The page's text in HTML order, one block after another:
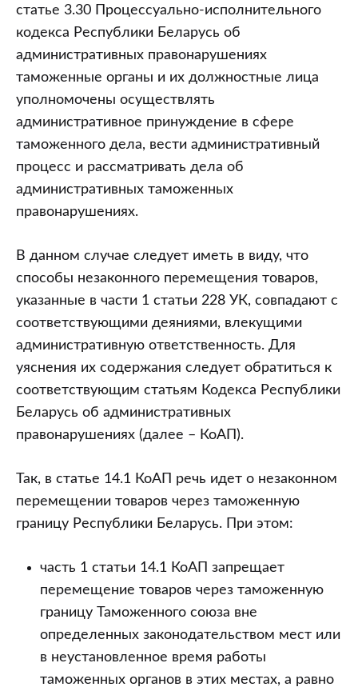
статье 3.30 Процессуально-исполнительного
кодекса Республики Беларусь об
административных правонарушениях
таможенные органы и их должностные лица
уполномочены осуществлять
административное принуждение в сфере
таможенного дела, вести административный
процесс и рассматривать дела об
административных таможенных
правонарушениях.
В данном случае следует иметь в виду, что
способы незаконного перемещения товаров,
указанные в части 1 статьи 228 УК, совпадают с
соответствующими деяниями, влекущими
административную ответственность. Для
уяснения их содержания следует обратиться к
соответствующим статьям Кодекса Республики
Беларусь об административных
правонарушениях (далее – КоАП).
Так, в статье 14.1 КоАП речь идет о незаконном
перемещении товаров через таможенную
границу Республики Беларусь. При этом:
часть 1 статьи 14.1 КоАП запрещает
перемещение товаров через таможенную
границу Таможенного союза вне
определенных законодательством мест или
в неустановленное время работы
таможенных органов в этих местах, а равно